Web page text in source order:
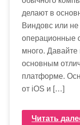
делают в
Виндовс или не
операционные
много.
основным
платформе.
от iOS и […]
Читать